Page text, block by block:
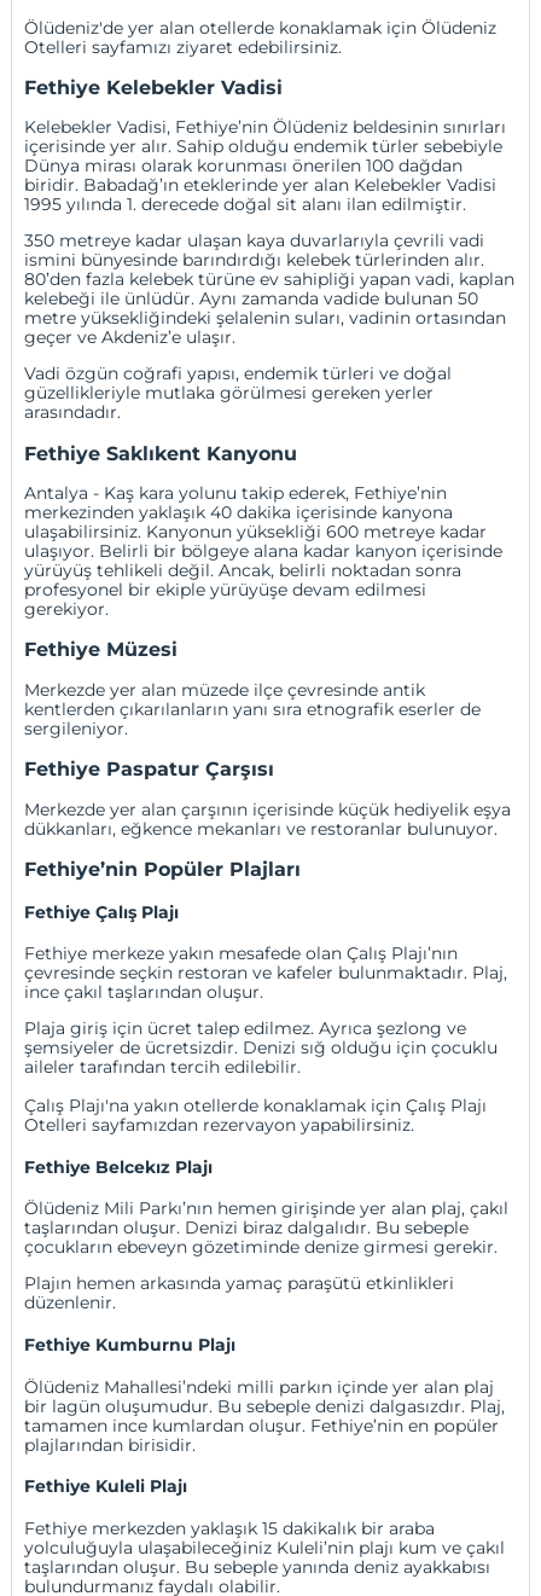
Ölüdeniz'de yer alan otellerde konaklamak içinÖlüdeniz
Otelleri sayfamızı ziyaret edebilirsiniz.
Fethiye Kelebekler Vadisi
Kelebekler Vadisi, Fethiye’nin Ölüdeniz beldesinin sınırları
içerisinde yer alır. Sahip olduğu endemik türler sebebiyle
Dünya mirası olarak korunması önerilen 100 dağdan
biridir. Babadağ’ın eteklerinde yer alan Kelebekler Vadisi
1995 yılında 1. derecede doğal sit alanı ilan edilmiştir.
350 metreye kadar ulaşan kaya duvarlarıyla çevrili vadi
ismini bünyesinde barındırdığı kelebek türlerinden alır.
80’den fazla kelebek türüne ev sahipliği yapan vadi, kaplan
kelebeği ile ünlüdür. Aynı zamanda vadide bulunan 50
metre yüksekliğindeki şelalenin suları, vadinin ortasından
geçer ve Akdeniz’e ulaşır.
Vadi özgün coğrafi yapısı, endemik türleri ve doğal
güzellikleriyle mutlaka görülmesi gereken yerler
arasındadır.
Fethiye Saklıkent Kanyonu
Antalya - Kaş kara yolunu takip ederek, Fethiye’nin
merkezinden yaklaşık 40 dakika içerisinde kanyona
ulaşabilirsiniz. Kanyonun yüksekliği 600 metreye kadar
ulaşıyor. Belirli bir bölgeye alana kadar kanyon içerisinde
yürüyüş tehlikeli değil. Ancak, belirli noktadan sonra
profesyonel bir ekiple yürüyüşe devam edilmesi
gerekiyor.
Fethiye Müzesi
Merkezde yer alan müzede ilçe çevresinde antik
kentlerden çıkarılanların yanı sıra etnografik eserler de
sergileniyor.
Fethiye Paspatur Çarşısı
Merkezde yer alan çarşının içerisinde küçük hediyelik eşya
dükkanları, eğkence mekanları ve restoranlar bulunuyor.
Fethiye’nin Popüler Plajları
Fethiye Çalış Plajı
Fethiye merkeze yakın mesafede olan Çalış Plajı’nın
çevresinde seçkin restoran ve kafeler bulunmaktadır. Plaj,
ince çakıl taşlarından oluşur.
Plaja giriş için ücret talep edilmez. Ayrıca şezlong ve
şemsiyeler de ücretsizdir. Denizi sığ olduğu için çocuklu
aileler tarafından tercih edilebilir.
Çalış Plajı'na yakın otellerde konaklamak içinÇalış Plajı
Otelleri sayfamızdan rezervayon yapabilirsiniz.
Fethiye Belcekız Plajı
Ölüdeniz Mili Parkı’nın hemen girişinde yer alan plaj, çakıl
taşlarından oluşur. Denizi biraz dalgalıdır. Bu sebeple
çocukların ebeveyn gözetiminde denize girmesi gerekir.
Plajın hemen arkasında yamaç paraşütü etkinlikleri
düzenlenir.
Fethiye Kumburnu Plajı
Ölüdeniz Mahallesi’ndeki milli parkın içinde yer alan plaj
bir lagün oluşumudur. Bu sebeple denizi dalgasızdır. Plaj,
tamamen ince kumlardan oluşur. Fethiye’nin en popüler
plajlarından birisidir.
Fethiye Kuleli Plajı
Fethiye merkezden yaklaşık 15 dakikalık bir araba
yolculuğuyla ulaşabileceğiniz Kuleli’nin plajı kum ve çakıl
taşlarından oluşur. Bu sebeple yanında deniz ayakkabısı
bulundurmanız faydalı olabilir.